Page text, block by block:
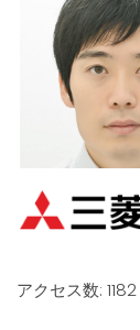
アクセス数: 1182